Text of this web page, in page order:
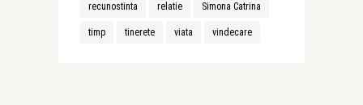
recunostinta relatie Simona Catrina
timp tinerete viata vindecare